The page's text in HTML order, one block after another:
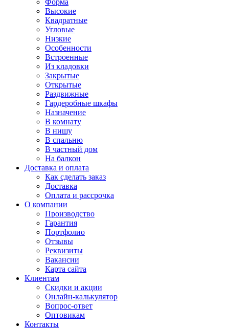
Форма
Высокие
Квадратные
Угловые
Низкие
Особенности
Встроенные
Из кладовки
Закрытые
Открытые
Раздвижные
Гардеробные шкафы
Назначение
В комнату
В нишу
В спальню
В частный дом
На балкон
Доставка и оплата
Как сделать заказ
Доставка
Оплата и рассрочка
О компании
Производство
Гарантия
Портфолио
Отзывы
Реквизиты
Вакансии
Карта сайта
Клиентам
Скидки и акции
Онлайн-калькулятор
Вопрос-ответ
Оптовикам
Контакты